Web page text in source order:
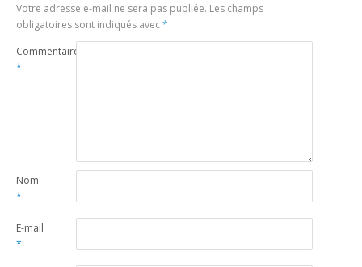
Votre adresse e-mail ne sera pas publiée. Les champs
obligatoires sont indiqués avec*
Commentaire
*
Nom
*
E-mail
*